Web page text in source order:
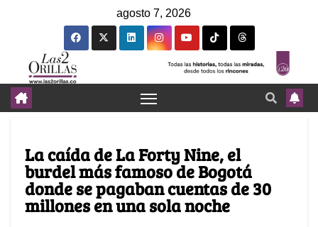
agosto 7, 2026
La caída de La Forty Nine, el
burdel más famoso de Bogotá
donde se pagaban cuentas de 30
millones en una sola noche